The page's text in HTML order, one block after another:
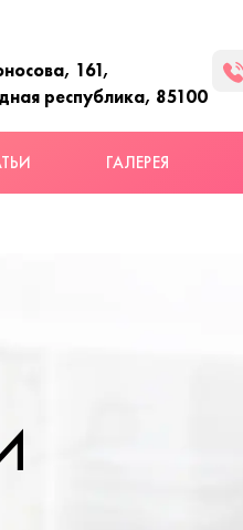
161,
республика, 85100
ГАЛЕРЕЯ